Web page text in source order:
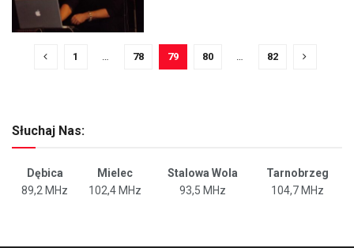
1 … 78 79 80 … 82
Słuchaj Nas:
Dębica Mielec Stalowa Wola
Tarnobrzeg
89,2 MHz
102,4 MHz 93,5 MHz 104,7 MHz